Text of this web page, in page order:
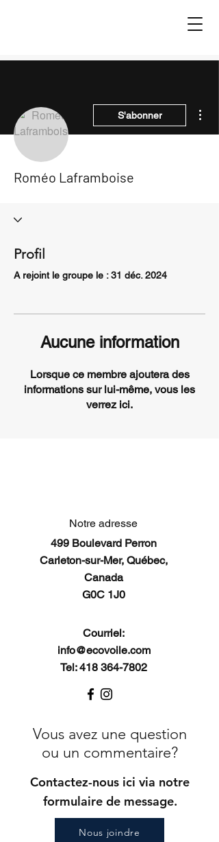
S'abonner
Roméo Laframboise
Profil
A rejoint le groupe le : 31 déc. 2024
Aucune information
Lorsque ce membre ajoutera des
informations sur lui-même, vous les
verrez ici.
Notre adresse
499 Boulevard Perron
Carleton-sur-Mer, Québec,
Canada
G0C 1J0
Courriel:
info@ecovoile.com
Tel: 418 364-7802
Vous avez une question
ou un commentaire?
Contactez-nous ici via notre
formulaire de message.
Nous joindre